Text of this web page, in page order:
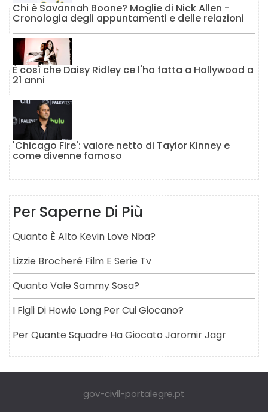
Chi è Savannah Boone? Moglie di Nick Allen -
Cronologia degli appuntamenti e delle relazioni
È così che Daisy Ridley ce l'ha fatta a Hollywood a
21 anni
'Chicago Fire': valore netto di Taylor Kinney e
come divenne famoso
Per Saperne Di Più
Quanto È Alto Kevin Love Nba?
Lizzie Brocheré Film E Serie Tv
Quanto Vale Sammy Sosa?
I Figli Di Howie Long Per Cui Giocano?
Per Quante Squadre Ha Giocato Jaromir Jagr
gov-civil-portalegre.pt